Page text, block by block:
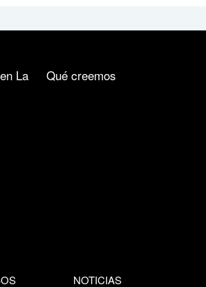
La
Qué creemos
NOTICIAS